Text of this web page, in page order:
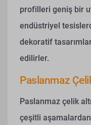
profilleri geniş bir
endüstriyel
dekoratif
edilirler.
Paslanmaz
Paslanmaz çelik
çeşitli